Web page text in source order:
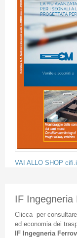
VAI ALLO SHOP
IF Ingegneria
Cliccaper consultare
ed economia dei
IF Ingegneria